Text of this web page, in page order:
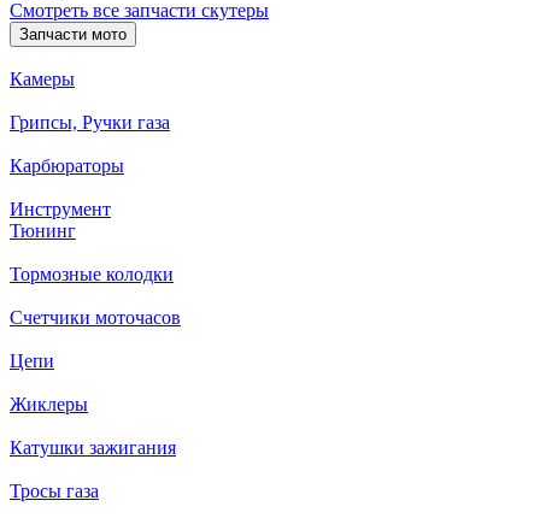
Смотреть все запчасти скутеры
Запчасти мото
Камеры
Грипсы, Ручки газа
Карбюраторы
Инструмент
Тюнинг
Тормозные колодки
Счетчики моточасов
Цепи
Жиклеры
Катушки зажигания
Тросы газа